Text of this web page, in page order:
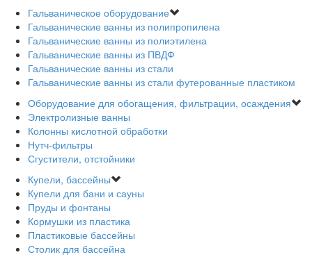
Гальваническое оборудование
Гальванические ванны из полипропилена
Гальванические ванны из полиэтилена
Гальванические ванны из ПВДФ
Гальванические ванны из стали
Гальванические ванны из стали футерованные пластиком
Оборудование для обогащения, фильтрации, осаждения
Электролизные ванны
Колонны кислотной обработки
Нутч-фильтры
Сгустители, отстойники
Купели, бассейны
Купели для бани и сауны
Пруды и фонтаны
Кормушки из пластика
Пластиковые бассейны
Столик для бассейна